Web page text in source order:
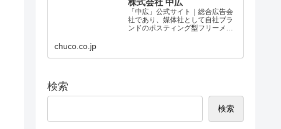
株式会社 中広
「中広」公式サイト｜総合広告会
社であり、媒体社として自社ブラ
ンドのポスティング型フリーメデ
chuco.co.jp
検索
検索